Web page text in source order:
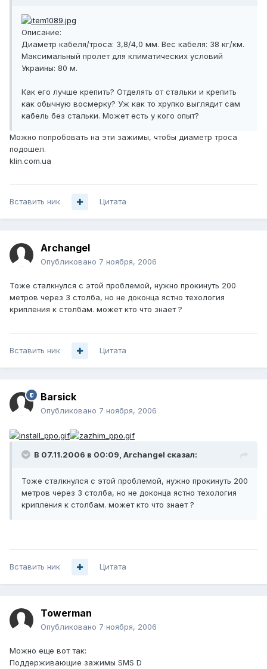
Описание:
Диаметр кабеля/троса: 3,8/4,0 мм. Вес кабеля: 38 кг/км.
Максимальный пролет для климатических условий
Украины: 80 м.
Как его лучше крепить? Отделять от стальки и крепить
как обычную восмерку? Уж как то хрупко выглядит сам
кабель без стальки. Может есть у кого опыт?
Можно попробовать на эти зажимы, чтобы диаметр троса
подошел.
klin.com.ua
Вставить ник Цитата
Archangel
Опубликовано 7 ноября, 2006
Тоже сталкнулся с этой проблемой, нужно прокинуть 200
метров через 3 столба, но не доконца ястно техология
крипления к столбам. может кто что знает ?
Вставить ник Цитата
Barsick
Опубликовано 7 ноября, 2006
В 07.11.2006 в 00:09, Archangel сказал:
Тоже сталкнулся с этой проблемой, нужно прокинуть 200
метров через 3 столба, но не доконца ястно техология
крипления к столбам. может кто что знает ?
Вставить ник Цитата
Towerman
Опубликовано 7 ноября, 2006
Можно еще вот так:
Поддерживающие зажимы SMS D